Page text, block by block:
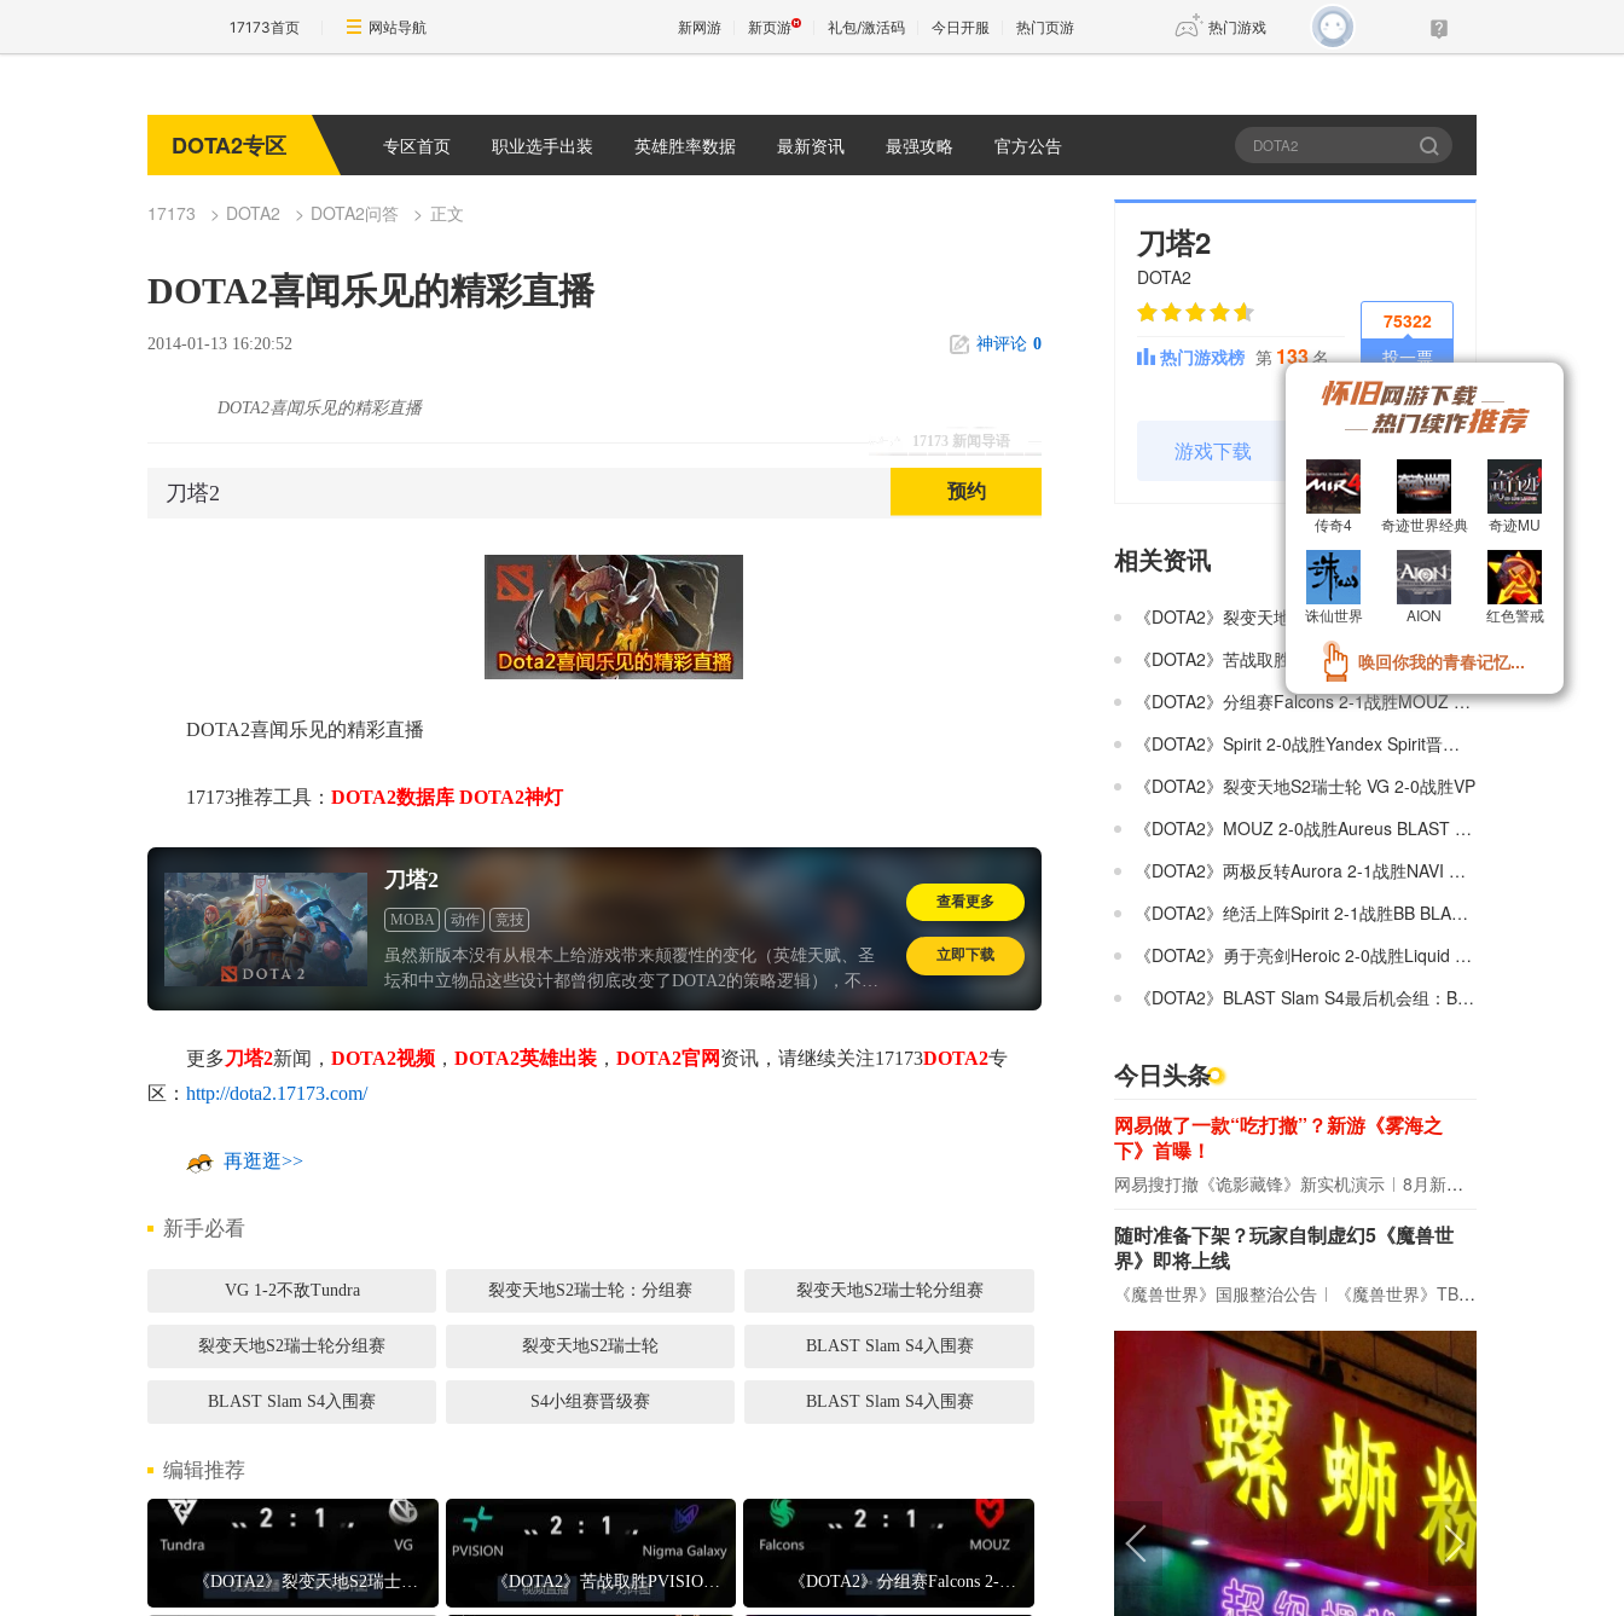
17173首页 网站导航 新网游 新页游 礼包/激活码 今日开服 热门页游 热门游戏
魔兽 传奇4
DOTA2专区 专区首页 职业选手出装 英雄胜率数据 最新资讯 最强攻略 官方公告
17173 DOTA2 DOTA2问答 正文
DOTA2喜闻乐见的精彩直播
2014-01-13 16:20:52 神评论 0
17173 新闻导语
DOTA2喜闻乐见的精彩直播
刀塔2 预约
DOTA2喜闻乐见的精彩直播
17173推荐工具： DOTA2数据库 DOTA2神灯
刀塔2
MOBA 动作 竞技
虽然新版本没有从根本上给游戏带来颠覆性的变化（英雄天赋、圣
坛和中立物品这些设计都曾彻底改变了DOTA2的策略逻辑），不过
考虑到今年受到疫情的影响，工作效率降低本就没啥好办法。更何
也指日可待。
查看更多
立即下载
更多刀塔2新闻， DOTA2视频 ， DOTA2英雄出装 ， DOTA2官网资讯，请继续关注17173DOTA2专
区： http://dota2.17173.com/
再逛逛>>
新手必看
VG 1-2不敌Tundra 裂变天地S2瑞士轮：分组赛 裂变天地S2瑞士轮分组赛
裂变天地S2瑞士轮分组赛 裂变天地S2瑞士轮 BLAST Slam S4入围赛
BLAST Slam S4入围赛 S4小组赛晋级赛 BLAST Slam S4入围赛
编辑推荐
《DOTA2》裂变天地S2瑞士轮分组赛VG 1-2不敌Tundra 《DOTA2》苦战取胜PVISION进入1-0组 Nigma进入0-1组 《DOTA2》分组赛Falcons 2-1战胜MOUZ Falcons战队进入1-0组
刀塔2
DOTA2
75322
投一票
热门游戏榜 第 133名
游戏下载
相关资讯 更多»
《DOTA2》裂变天地S2瑞士轮分组赛VG 1-2不敌Tundra
《DOTA2》苦战取胜PVISION进入1-0组 Nigma进入0-1组
《DOTA2》分组赛Falcons 2-1战胜MOUZ Falcons战队进入1-0组
《DOTA2》Spirit 2-0战胜Yandex Spirit晋级1-0组
《DOTA2》裂变天地S2瑞士轮 VG 2-0战胜VP
《DOTA2》MOUZ 2-0战胜Aureus BLAST Slam S4入围赛
《DOTA2》两极反转Aurora 2-1战胜NAVI BLAST Slam S4入围赛
《DOTA2》绝活上阵Spirit 2-1战胜BB BLAST Slam S4小组赛晋级赛
《DOTA2》勇于亮剑Heroic 2-0战胜Liquid BLAST Slam S4入围赛
《DOTA2》BLAST Slam S4最后机会组：BB 2-0战胜XctN
今日头条
网易做了一款“吃打撤”？新游《雾海之
下》首曝！
网易搜打撤《诡影藏锋》新实机演示 8月新游前瞻：《诡秘之主》领衔
随时准备下架？玩家自制虚幻5《魔兽世
界》即将上线
《魔兽世界》国服整治公告 《魔兽世界》TBC周年大更：双经典团本回归！
传奇4 奇迹世界经典 奇迹MU
诛仙世界 AION 红色警戒
唤回你我的青春记忆...
传奇4 奇迹世界经典 奇迹MU
诛仙世界 AION 红色警戒
唤回你我的青春记忆...